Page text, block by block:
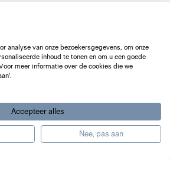
analyse van onze bezoekersgegevens, om onze
inhoud te tonen en om u een goede
meer informatie over de cookies die we
Accepteer alles
Nee, pas aan